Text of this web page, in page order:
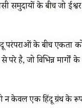
समुदायों के बीच जो
परंपराओं के बीच एकता
है, जो विभिन्न मार्गों के
न केवल एक हिंदू ग्रंथ के